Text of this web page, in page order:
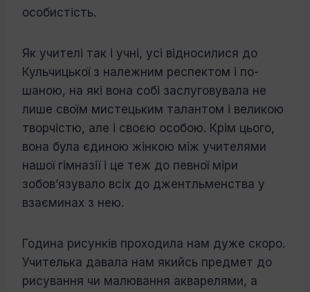
особистість.
Як учителі так і учні, усі відносилися до
Кульчицької з належним респектом і по­
шаною, на які вона собі заслуговувала не
лише своїм мистецьким талантом і вели­кою
творчістю, але і своєю особою. Крім цього,
вона була єдиною жінкою між учи­телями
нашої гімназії і це теж до певної міри
зобов’язувало всіх до джентльменства у
взаєминах з нею.
Година рисунків проходила нам дуже скоро.
Учителька давала нам якийсь пред­мет до
рисування чи малювання акваре­лями, а